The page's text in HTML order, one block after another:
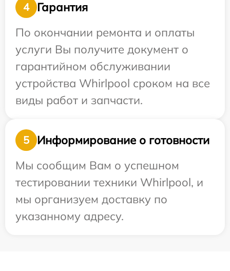
4
Гарантия
По окончании ремонта и оплаты
услуги Вы получите документ о
гарантийном обслуживании
устройства Whirlpool сроком на все
виды работ и запчасти.
5
Информирование о готовности
Мы сообщим Вам о успешном
тестировании техники Whirlpool, и
мы организуем доставку по
указанному адресу.